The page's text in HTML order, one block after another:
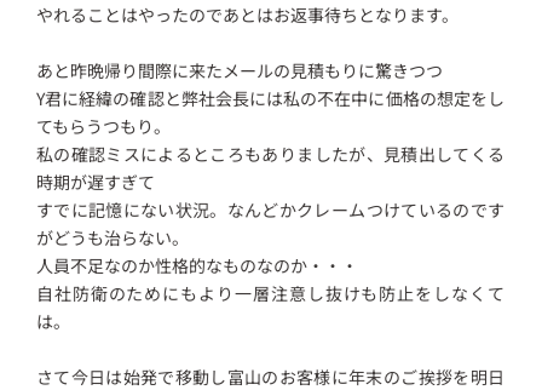
やれることはやったのであとはお返事待ちとなります。
あと昨晩帰り間際に来たメールの見積もりに驚きつつ
Y君に経緯の確認と弊社会長には私の不在中に価格の想定をし
てもらうつもり。
私の確認ミスによるところもありましたが、見積出してくる
時期が遅すぎて
すでに記憶にない状況。なんどかクレームつけているのです
がどうも治らない。
人員不足なのか性格的なものなのか・・・
自社防衛のためにもより一層注意し抜けも防止をしなくて
は。
さて今日は始発で移動し富山のお客様に年末のご挨拶を明日